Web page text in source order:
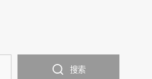
搜索